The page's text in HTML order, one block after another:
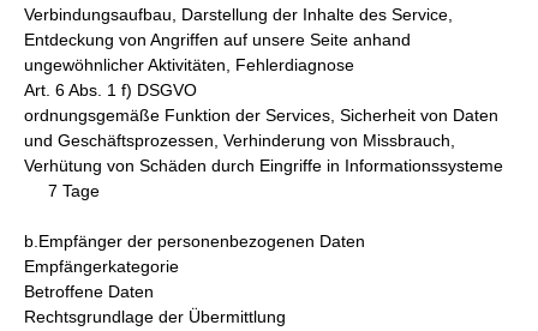
Verbindungsaufbau, Darstellung der Inhalte des Service,
Entdeckung von Angriffen auf unsere Seite anhand
ungewöhnlicher Aktivitäten, Fehlerdiagnose
Art. 6 Abs. 1 f) DSGVO
ordnungsgemäße Funktion der Services, Sicherheit von Daten
und Geschäftsprozessen, Verhinderung von Missbrauch,
Verhütung von Schäden durch Eingriffe in Informationssysteme
7 Tage
b.Empfänger der personenbezogenen Daten
Empfängerkategorie
Betroffene Daten
Rechtsgrundlage der Übermittlung